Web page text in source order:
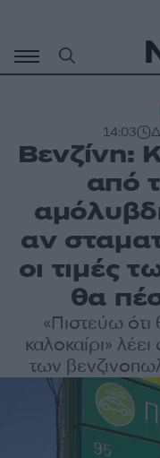
περιεχόμενο
14:03
Βενζίνη:
από
αν
οι τιμές
θα
«Πιστεύω
καλοκαίρι»
των